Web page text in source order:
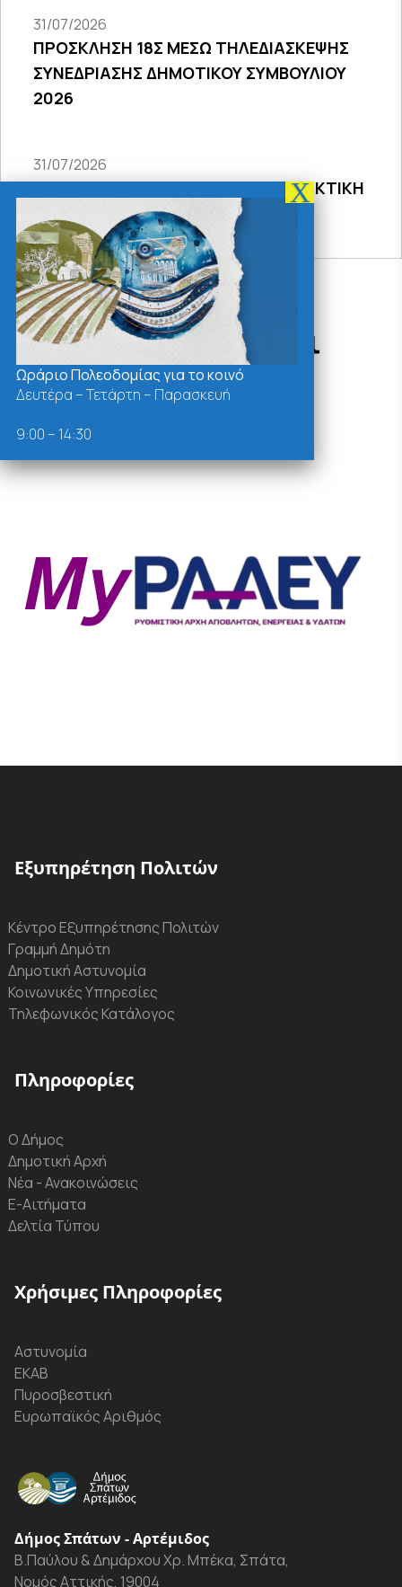
31/07/2026
ΠΡΟΣΚΛΗΣΗ 18Σ ΜΕΣΩ ΤΗΛΕΔΙΑΣΚΕΨΗΣ
ΣΥΝΕΔΡΙΑΣΗΣ ΔΗΜΟΤΙΚΟΥ ΣΥΜΒΟΥΛΙΟΥ
2026
31/07/2026
ΠΡΟΣΚΛΗΣΗ 27ης ΣΥΝΕΔΡΙΑΣΗΣ ΤΑΚΤΙΚΗ
Δράσεις - Χρήσιμοι
Σύνδεσμοι
Εξυπηρέτηση Πολιτών
Κέντρο Εξυπηρέτησης Πολιτών
Γραμμή Δημότη
Δημοτική Αστυνομία
Κοινωνικές Υπηρεσίες
Τηλεφωνικός Κατάλογος
Πληροφορίες
Ο Δήμος
Δημοτική Αρχή
Νέα - Ανακοινώσεις
Ε-Αιτήματα
Δελτία Τύπου
Χρήσιμες Πληροφορίες
Αστυνομία
ΕΚΑΒ
Πυροσβεστική
Ευρωπαϊκός Αριθμός
Δήμος Σπάτων - Αρτέμιδος
Β.Παύλου & Δημάρχου Χρ. Μπέκα, Σπάτα,
Νομός Αττικής, 19004
Ωράριο Πολεοδομίας για το κοινό
Δευτέρα – Τετάρτη – Παρασκευή
9:00 – 14:30